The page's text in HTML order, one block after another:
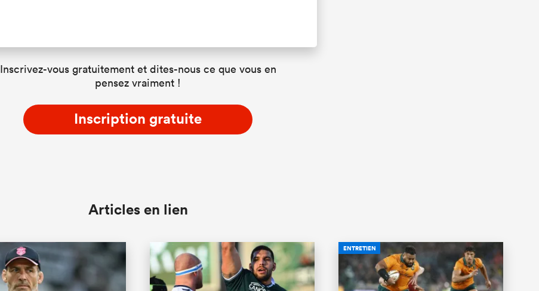
Inscrivez-vous gratuitement et dites-nous ce que vous en
pensez vraiment !
Inscription gratuite
Articles en lien
ENTRETIEN